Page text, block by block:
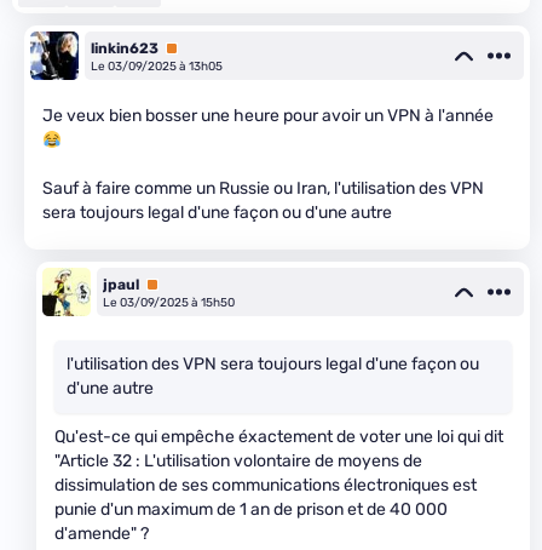
linkin623 Premium
Le 03/09/2025 à 13h05
Je veux bien bosser une heure pour avoir un VPN à l'année
Sauf à faire comme un Russie ou Iran, l'utilisation des VPN
sera toujours legal d'une façon ou d'une autre
jpaul Premium
Le 03/09/2025 à 15h50
l'utilisation des VPN sera toujours legal d'une façon ou
d'une autre
Qu'est-ce qui empêche éxactement de voter une loi qui dit
"Article 32 : L'utilisation volontaire de moyens de
dissimulation de ses communications électroniques est
punie d'un maximum de 1 an de prison et de 40 000
d'amende" ?